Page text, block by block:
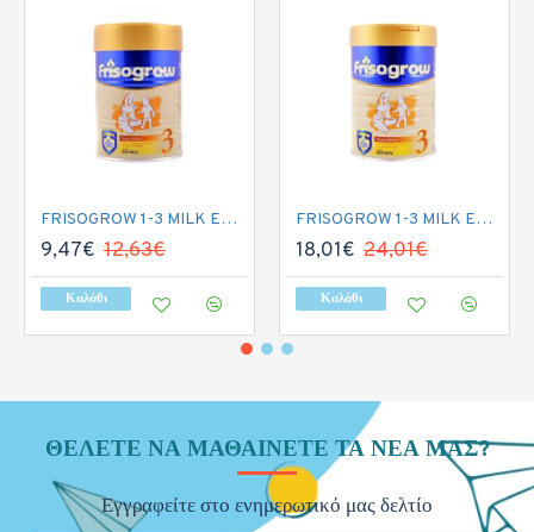
FRISOGROW 1-3 MILK EASY LID 400GR
9,47€ 12,63€
Καλάθι
FRISOGROW 1-3 MILK EASY LID 800GR
18,01€ 24,01€
Καλάθι
ΘΈΛΕΤΕ ΝΑ ΜΑΘΑΊΝΕΤΕ ΤΑ ΝΈΑ ΜΑΣ?
Εγγραφείτε στο ενημερωτικό μας δελτίο